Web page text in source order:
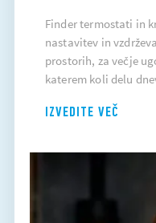
Finder termostati in
nastavitev in
prostorih, za večje
katerem koli delu
IZVEDITE VEČ